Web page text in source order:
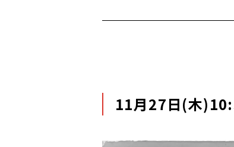
11月27日(木